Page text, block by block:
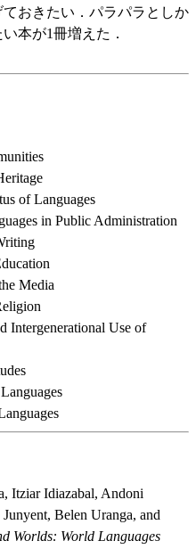
おきたい．パラパラとしか
本が1冊増えた．
of Languages
in Public Administration
Media
Intergenerational Use of
Itziar Idiazabal, Andoni
Belen Uranga, and
Worlds: World Languages